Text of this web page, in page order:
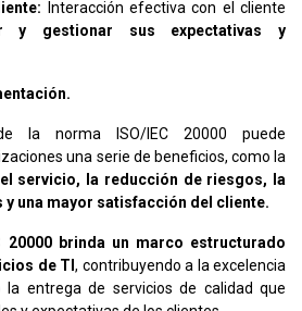
Interacción efectiva con el cliente
y gestionar sus expectativas y
la norma ISO/IEC 20000 puede
una serie de beneficios, como la
servicio, la reducción de riesgos, la
una mayor satisfacción del cliente.
20000 brinda un marco estructurado
de TI , contribuyendo a la excelencia
la entrega de servicios de calidad que